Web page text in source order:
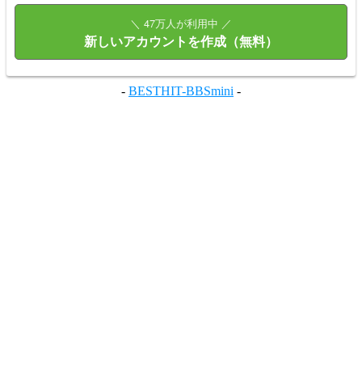
＼ 47万人が利用中 ／
新しいアカウントを作成（無料）
- BESTHIT-BBSmini -